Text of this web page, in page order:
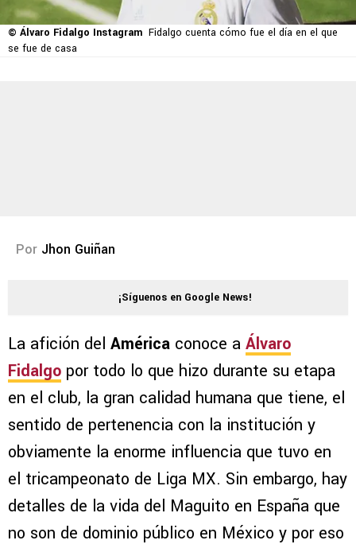
© Álvaro Fidalgo Instagram Fidalgo cuenta cómo fue el día en el que
se fue de casa
Por Jhon Guiñan
¡Síguenos en Google News!
La afición del América conoce a Álvaro
Fidalgo por todo lo que hizo durante su etapa
en el club, la gran calidad humana que tiene, el
sentido de pertenencia con la institución y
obviamente la enorme influencia que tuvo en
el tricampeonato de Liga MX. Sin embargo, hay
detalles de la vida del Maguito en España que
no son de dominio público en México y por eso